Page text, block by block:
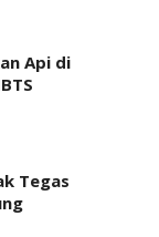
Api di
Tegas